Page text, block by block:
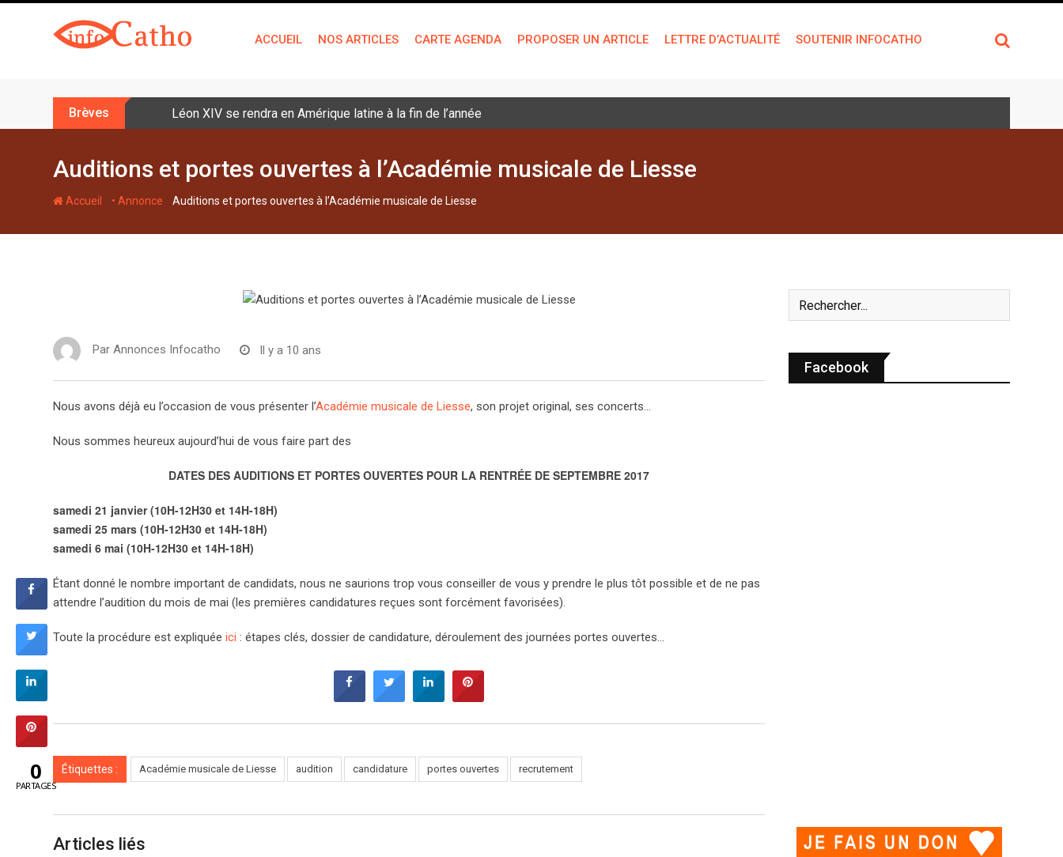
t
ACCUEIL NOS ARTICLES CARTE AGENDA PROPOSER UN ARTICLE LETTRE D’ACTUALITÉ SOUTENIR INFOCATHO
Brèves Léon XIV se rendra en Amérique latine à la fin de l’année
Auditions et portes ouvertes à l’Académie musicale de Liesse
Accueil - • Annonce -Auditions et portes ouvertes à l’Académie musicale de Liesse
Par Annonces Infocatho Il y a 10 ans
Nous avons déjà eu l’occasion de vous présenter l’Académie musicale de Liesse, son projet original, ses concerts…
Nous sommes heureux aujourd’hui de vous faire part des
DATES DES AUDITIONS ET PORTES OUVERTES POUR LA RENTRÉE DE SEPTEMBRE 2017
samedi 21 janvier (10H-12H30 et 14H-18H)
samedi 25 mars (10H-12H30 et 14H-18H)
samedi 6 mai (10H-12H30 et 14H-18H)
Étant donné le nombre important de candidats, nous ne saurions trop vous conseiller de vous y prendre le plus tôt possible et de ne pas
attendre l’audition du mois de mai (les premières candidatures reçues sont forcément favorisées).
Toute la procédure est expliquée ici : étapes clés, dossier de candidature, déroulement des journées portes ouvertes…
Étiquettes : Académie musicale de Liesse audition candidature portes ouvertes recrutement
Articles liés
Facebook
0
PARTAGES